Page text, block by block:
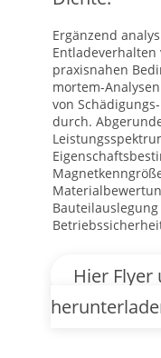
Ergänzend
praxisnahen
mortem-
von
durch.
Hier